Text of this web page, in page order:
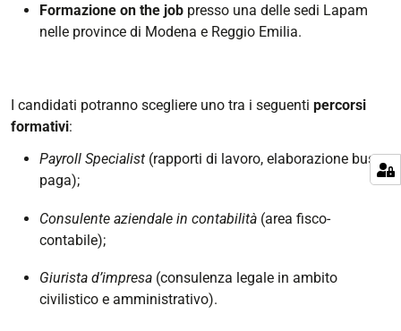
Formazione on the job presso una delle sedi Lapam
nelle province di Modena e Reggio Emilia.
I candidati potranno scegliere uno tra i seguenti percorsi
formativi:
Payroll Specialist (rapporti di lavoro, elaborazione buste
paga);
Consulente aziendale in contabilità (area fisco-
contabile);
Giurista d’impresa (consulenza legale in ambito
civilistico e amministrativo).